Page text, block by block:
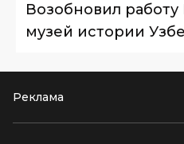
Возобновил
музей истории
Реклама